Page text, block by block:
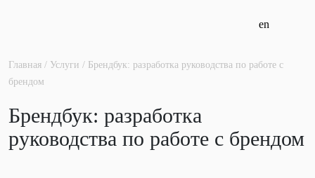
en
Главная / Услуги / Брендбук: разработка руководства по работе с
брендом
Брендбук: разработка
руководства по работе с брендом